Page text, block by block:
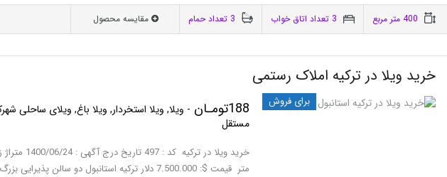
مقایسه محصول
خرید ویلا در ترکیه املاک رستمی
برای فروش 188تومـان
- ویلا, ویلا استخردار, ویلا باغ, ویلای ساحلی
مستقل
متر قیمت $: 7.500.000 دلار ترکیه استانبول دو سالن پذیرایی بزرگ،6…